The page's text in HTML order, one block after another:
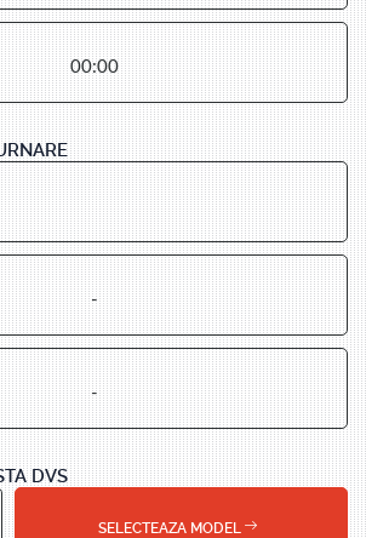
DVS
SELECTEAZA MODEL